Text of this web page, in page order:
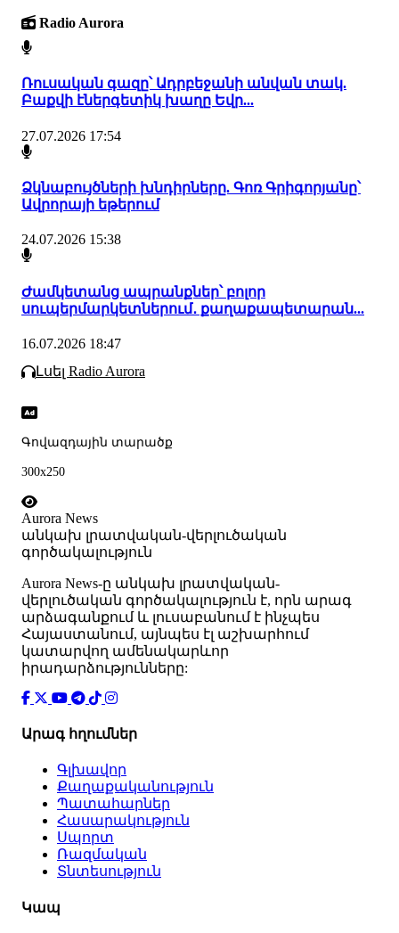
Radio Aurora
Ռուսական գազը՝ Ադրբեջանի անվան տակ.
Բաքվի էներգետիկ խաղը Եվր...
27.07.2026 17:54
Ձկնաբույծների խնդիրները. Գոռ Գրիգորյանը՝
Ավրորայի եթերում
24.07.2026 15:38
Ժամկետանց ապրանքներ՝ բոլոր
սուպերմարկետներում․ քաղաքապետարան...
16.07.2026 18:47
Լսել Radio Aurora
Գովազդային տարածք
300x250
Aurora News
անկախ լրատվական-վերլուծական
գործակալություն
Аurora News-ը անկախ լրատվական-
վերլուծական գործակալություն է, որն արագ
արձագանքում և լուսաբանում է ինչպես
Հայաստանում, այնպես էլ աշխարհում
կատարվող ամենակարևոր
իրադարձությունները:
Արագ հղումներ
Գլխավոր
Քաղաքականություն
Պատահարներ
Հասարակություն
Սպորտ
Ռազմական
Տնտեսություն
Կապ